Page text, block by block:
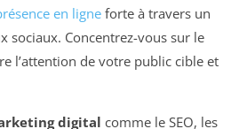
en ligne forte à travers un
sociaux. Concentrez-vous sur le
l’attention de votre public cible et
digital comme le SEO, les